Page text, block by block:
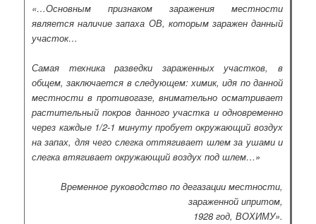
«…Основным признаком заражения местности
является наличие запаха ОВ, которым заражен данный
участок…
Самая техника разведки зараженных участков, в
общем, заключается в следующем: химик, идя по данной
местности в противогазе, внимательно осматривает
растительный покров данного участка и одновременно
через каждые 1/2-1 минуту пробует окружающий воздух
на запах, для чего слегка оттягивает шлем за ушами и
слегка втягивает окружающий воздух под шлем…»
Временное руководство по дегазации местности,
зараженной ипритом,
1928 год, ВОХИМУ».